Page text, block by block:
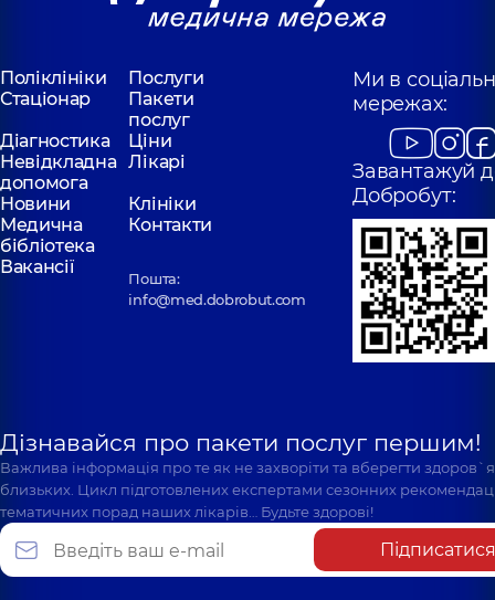
Поліклініки
Послуги
Стаціонар
Пакети
послуг
Діагностика
Ціни
Невідкладна
допомога
Лікарі
Новини
Клініки
Медична
бібліотека
Контакти
Вакансії
Пошта:
info@med.dobrobut.com
Ми в
мережах:
Завантажуй
Добробут:
Дізнавайся про пакети послуг першим!
Важлива інформація про те як не захворіти та вберегти
близьких. Цикл підготовлених експертами сезонних
тематичних порад наших лікарів… Будьте здорові!
Підписатися